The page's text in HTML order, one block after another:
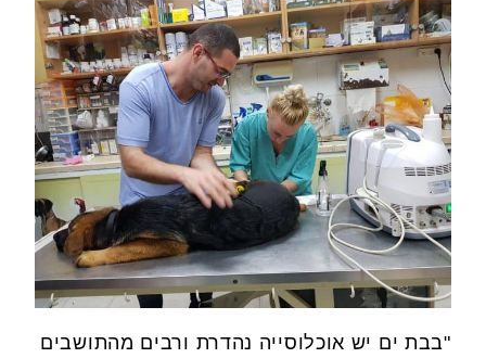
"בבת ים יש אוכלוסייה נהדרת ורבים מהתושבים